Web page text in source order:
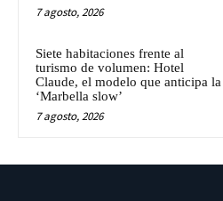
7 agosto, 2026
Siete habitaciones frente al
turismo de volumen: Hotel
Claude, el modelo que anticipa la
‘Marbella slow’
7 agosto, 2026